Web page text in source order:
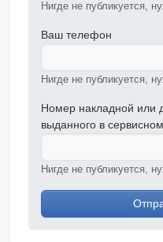
Нигде не публикуется,
Ваш телефон
Нигде не публикуется,
Номер накладной или
выданного в
Нигде не публикуется,